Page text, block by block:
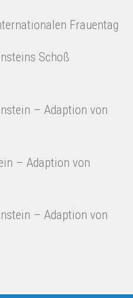
Frauentag
Schoß
– Adaption von
– Adaption von
– Adaption von